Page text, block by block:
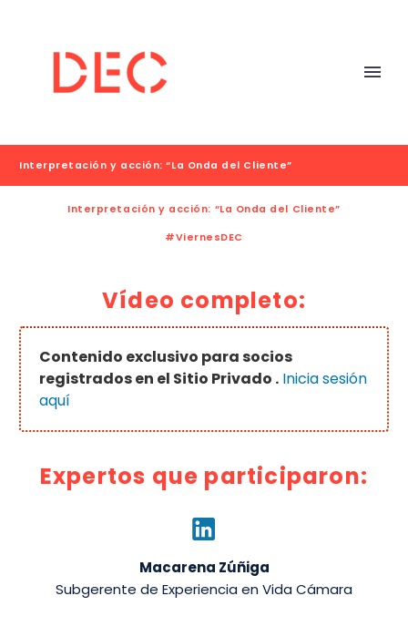
Interpretación y acción: “La Onda del Cliente”
Interpretación y acción: “La Onda del Cliente”
#ViernesDEC
Vídeo completo:
Contenido exclusivo para socios
registrados en el Sitio Privado . Inicia sesión
aquí
Expertos que participaron:
Macarena Zúñiga
Subgerente de Experiencia en Vida Cámara